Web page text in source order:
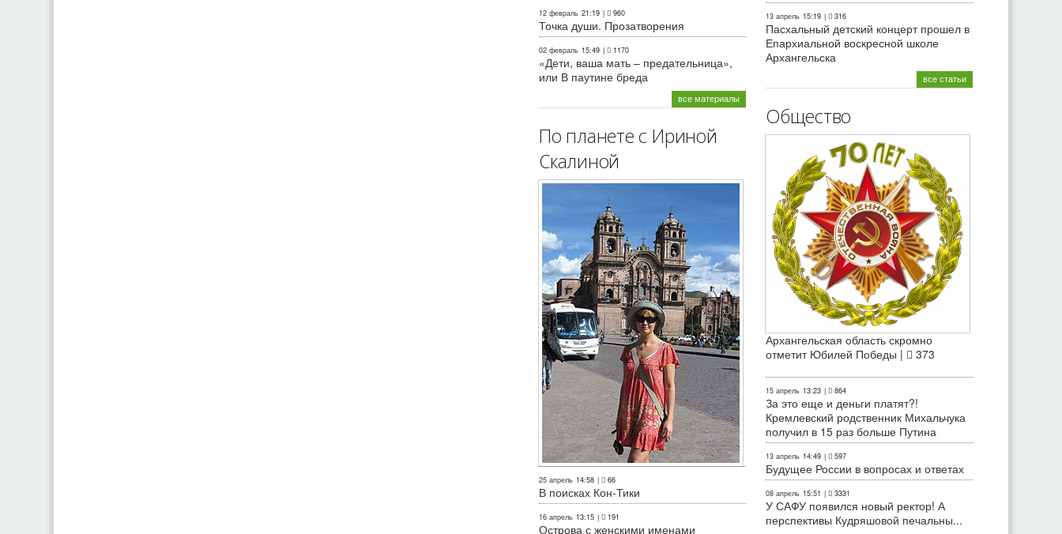
12 февраль 21:19 | 960
Точка души. Прозатворения
02 февраль 15:49 | 1170
«Дети, ваша мать – предательница»,
или В паутине бреда
все материалы
По планете с Ириной
Скалиной
25 апрель 14:58 | 66
В поисках Кон-Тики
16 апрель 13:15 | 191
Острова с женскими именами
13 апрель 15:19 | 316
Пасхальный детский концерт прошел в
Епархиальной воскресной школе
Архангельска
все статьи
Общество
Архангельская область скромно
отметит Юбилей Победы |
373
15 апрель 13:23 | 864
За это еще и деньги платят?!
Кремлевский родственник Михальчука
получил в 15 раз больше Путина
13 апрель 14:49 | 597
Будущее России в вопросах и ответах
08 апрель 15:51 | 3331
У САФУ появился новый ректор! А
перспективы Кудряшовой печальны...